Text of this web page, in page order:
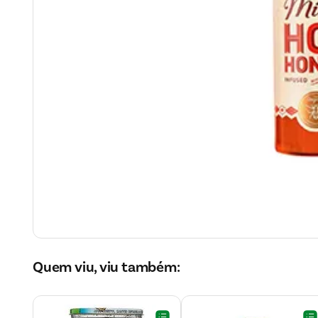
Quem viu, viu também: